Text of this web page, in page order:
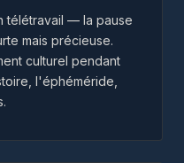
télétravail — la pause
mais précieuse.
culturel pendant
l'éphéméride,